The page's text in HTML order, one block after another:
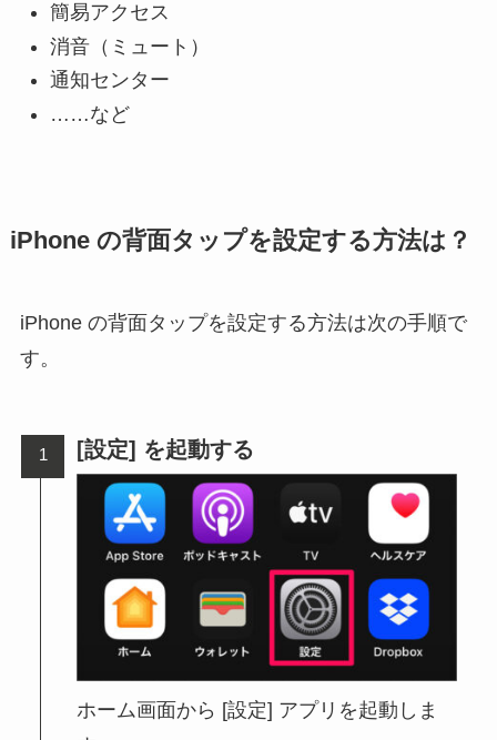
簡易アクセス
消音（ミュート）
通知センター
……など
iPhone の背面タップを設定する方法は？
iPhone の背面タップを設定する方法は次の手順で
す。
[設定] を起動する
ホーム画面から [設定] アプリを起動しま